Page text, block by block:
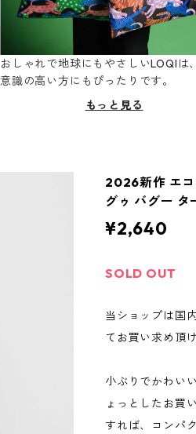
おしゃれで地球にもやさしいLOQIは
意識の高い方にもぴったりです。
もっと見る
2026新作 エ
グゥ バグー タ
¥2,640
SOLD OUT
当ショップは国
てお買い求め頂
小ぶりでかわい
ょっとしたお買
すれば、コンパ